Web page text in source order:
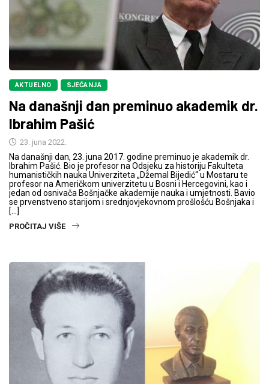
AKTUELNO SJEĆANJA
Na današnji dan preminuo akademik dr.
Ibrahim Pašić
23. juna 2022.
Na današnji dan, 23. juna 2017. godine preminuo je akademik dr.
Ibrahim Pašić. Bio je profesor na Odsjeku za historiju Fakulteta
humanističkih nauka Univerziteta „Džemal Bijedić“ u Mostaru te
profesor na Američkom univerzitetu u Bosni i Hercegovini, kao i
jedan od osnivača Bošnjačke akademije nauka i umjetnosti. Bavio
se prvenstveno starijom i srednjovjekovnom prošlošću Bošnjaka i
[…]
PROČITAJ VIŠE